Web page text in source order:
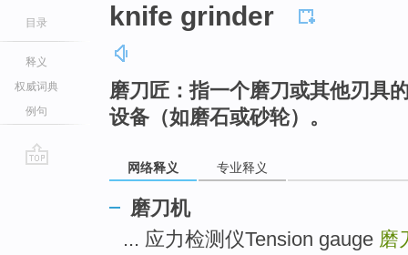
目录
释义
权威词典
例句
knife grinder
磨刀匠：指一个磨刀或其他刃具
设备（如磨石或砂轮）。
网络释义 专业释义
磨刀机
... 应力检测仪Tension gauge 磨